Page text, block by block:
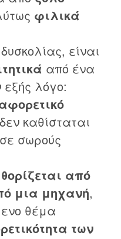
φιλικά
είναι
από ένα
εξής λόγο:
καθίσταται
σωρούς
από
μια μηχανή,
θέμα
των